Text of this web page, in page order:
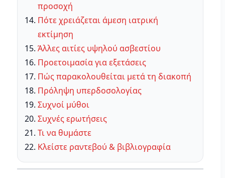
προσοχή
Πότε χρειάζεται άμεση ιατρική
εκτίμηση
Άλλες αιτίες υψηλού ασβεστίου
Προετοιμασία για εξετάσεις
Πώς παρακολουθείται μετά τη διακοπή
Πρόληψη υπερδοσολογίας
Συχνοί μύθοι
Συχνές ερωτήσεις
Τι να θυμάστε
Κλείστε ραντεβού & βιβλιογραφία